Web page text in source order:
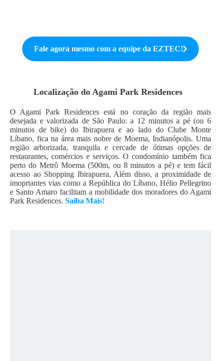
Fale agora mesmo com a equipe da EZTEC!
Localização do Agami Park Residences
O Agami Park Residences está no coração da região mais
desejada e valorizada de São Paulo: a 12 minutos a pé (ou 6
minutos de bike) do Ibirapuera e ao lado do Clube Monte
Líbano, fica na área mais nobre de Moema, Indianópolis. Uma
região arborizada, tranquila e cercade de ótimas opções de
restaurantes, comércios e serviços. O condomínio também fica
perto do Metrô Moema (500m, ou 8 minutos a pé) e tem fácil
acesso ao Shopping Ibirapuera. Além disso, a proximidade de
imoprtantes vias como a República do Líbano, Hélio Pellegrino
e Santo Amaro facilitam a mobilidade dos moradores do Agami
Park Residences. Saiba Mais!